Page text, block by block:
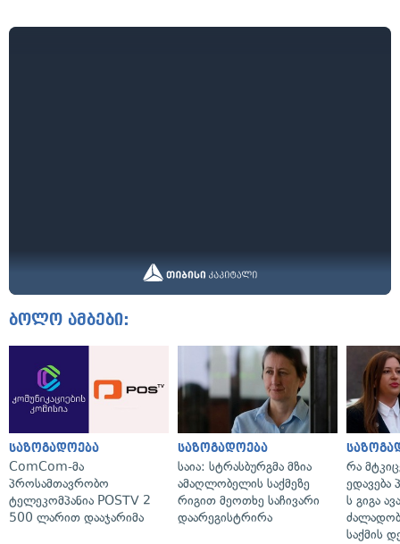
ბოლო ამბები:
საზოგადოება
ComCom-მა
პროსამთავრობო
ტელეკომპანია POSTV 2
500 ლარით დააჯარიმა
საზოგადოება
საია: სტრასბურგმა მზია
ამაღლობელის საქმეზე
რიგით მეოთხე საჩივარი
დაარეგისტრირა
რა
ედავება
ს გიგა
საქმის